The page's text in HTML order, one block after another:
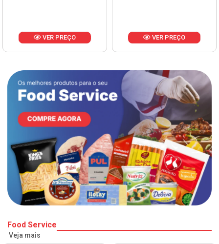
VER PREÇO VER PREÇO
Food Service
Veja mais